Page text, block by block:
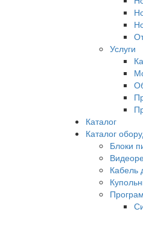
Услуги
Каталог
Каталог
Блоки
Кабель